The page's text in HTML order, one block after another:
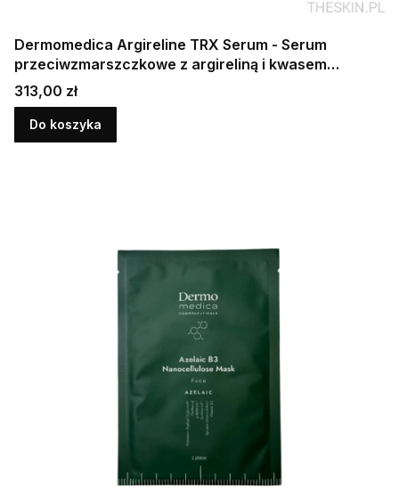
Dermomedica Argireline TRX Serum - Serum
przeciwzmarszczkowe z argireliną i kwasem
traneksamowym 30 ml
Cena
313,00 zł
Do koszyka